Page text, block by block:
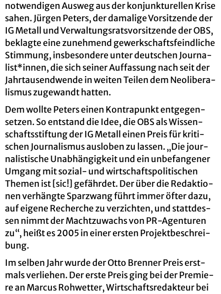
not­wen­di­gen Aus­weg aus der kon­junk­tu­rel­len Krise
sahen. Jür­gen Pe­ters, der da­ma­li­ge Vor­sit­zen­de der
IG Me­tall und Ver­wal­tungs­rats­vor­sit­zen­de der OBS,
be­klag­te eine zu­neh­mend ge­werk­schafts­feind­li­che
Stim­mung, ins­be­son­de­re unter deut­schen Jour­na­
list*innen, die sich sei­ner Auf­fas­sung nach seit der
Jahr­tau­send­wen­de in wei­ten Tei­len dem Neo­li­be­ra­
lis­mus zu­ge­wandt hat­ten.
Dem woll­te Pe­ters einen Kon­tra­punkt ent­ge­gen­
set­zen. So ent­stand die Idee, die OBS als Wis­sen­
schafts­stif­tung der IG Me­tall einen Preis für kri­ti­
schen Jour­na­lis­mus aus­lo­ben zu las­sen. „Die jour­
na­lis­ti­sche Un­ab­hän­gig­keit und ein un­be­fan­ge­ner
Um­gang mit so­zi­al- und wirt­schafts­po­li­ti­schen
The­men ist [sic!] ge­fähr­det. Der über die Re­dak­tio­
nen ver­häng­te Spar­zwang führt immer öfter dazu,
auf ei­ge­ne Re­cher­che zu ver­zich­ten, und statt­des­
sen nimmt der Macht­zu­wachs von PR-Agen­tu­ren
zu“, heißt es 2005 in einer ers­ten Pro­jekt­be­schrei­
bung.
Im sel­ben Jahr wurde der Otto Bren­ner Preis erst­
mals ver­lie­hen. Der erste Preis ging bei der Pre­mie­
re an Mar­cus Roh­wet­ter, Wirt­schafts­re­dak­teur bei